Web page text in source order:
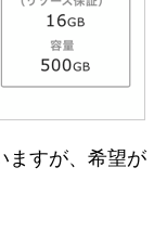
ますが、希望が